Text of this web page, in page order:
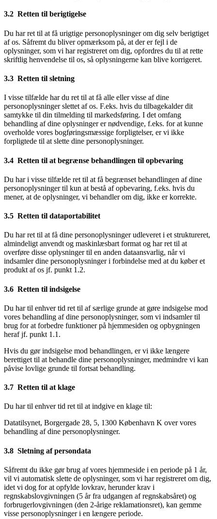
3.2 Retten til berigtigelse
Du har ret til at få urigtige personoplysninger om dig selv berigtiget
af os. Såfremt du bliver opmærksom på, at der er fejl i de
oplysninger, som vi har registreret om dig, opfordres du til at rette
skriftlig henvendelse til os, så oplysningerne kan blive korrigeret.
3.3 Retten til sletning
I visse tilfælde har du ret til at få alle eller visse af dine
personoplysninger slettet af os. F.eks. hvis du tilbagekalder dit
samtykke til din tilmelding til markedsføring. I det omfang
behandling af dine oplysninger er nødvendige, f.eks. for at kunne
overholde vores bogføringsmæssige forpligtelser, er vi ikke
forpligtede til at slette dine personoplysninger.
3.4 Retten til at begrænse behandlingen til opbevaring
Du har i visse tilfælde ret til at få begrænset behandlingen af dine
personoplysninger til kun at bestå af opbevaring, f.eks. hvis du
mener, at de oplysninger, vi behandler om dig, ikke er korrekte.
3.5 Retten til dataportabilitet
Du har ret til at få dine personoplysninger udleveret i et struktureret,
almindeligt anvendt og maskinlæsbart format og har ret til at
overføre disse oplysninger til en anden dataansvarlig, når vi
indsamler dine personoplysninger i forbindelse med at du køber et
produkt af os jf. punkt 1.2.
3.6 Retten til indsigelse
Du har til enhver tid ret til af særlige grunde at gøre indsigelse mod
vores behandling af dine personoplysninger, som vi indsamler til
brug for at forbedre funktioner på hjemmesiden og opbygningen
heraf jf. punkt 1.1.
Hvis du gør indsigelse mod behandlingen, er vi ikke længere
berettiget til at behandle dine personoplysninger, medmindre vi kan
påvise lovlige grunde til fortsat behandling.
3.7 Retten til at klage
Du har til enhver tid ret til at indgive en klage til:
Datatilsynet, Borgergade 28, 5, 1300 København K over vores
behandling af dine personoplysninger.
3.8 Sletning af persondata
Såfremt du ikke gør brug af vores hjemmeside i en periode på 1 år,
vil vi automatisk slette de oplysninger, som vi har registreret om dig,
idet vi dog for at opfylde lovkrav, herunder krav i
regnskabslovgivningen (5 år fra udgangen af regnskabsåret) og
forbrugerlovgivningen (den 2-årige reklamationsret), kan gemme
visse personoplysninger i en længere periode.